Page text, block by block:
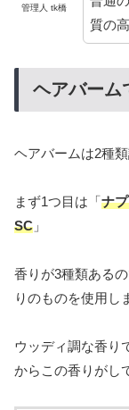
管理人 tk橋
質の
ヘアバー
ヘアバームは2種類
まず1つ目は「ナ
SC 」
香りが3種類ある
りのものを使用し
ウッディ調な香り
からこの香りがし